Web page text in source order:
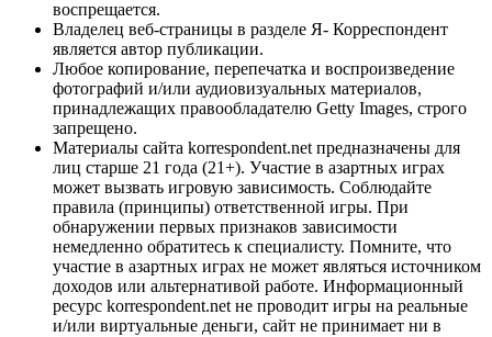
воспрещается.
Владелец веб-страницы в разделе Я- Корреспондент
является автор публикации.
Любое копирование, перепечатка и воспроизведение
фотографий и/или аудиовизуальных материалов,
принадлежащих правообладателю Getty Images, строго
запрещено.
Материалы сайта korrespondent.net предназначены для
лиц старше 21 года (21+). Участие в азартных играх
может вызвать игровую зависимость. Соблюдайте
правила (принципы) ответственной игры. При
обнаружении первых признаков зависимости
немедленно обратитесь к специалисту. Помните, что
участие в азартных играх не может являться источником
доходов или альтернативой работе. Информационный
ресурс korrespondent.net не проводит игры на реальные
и/или виртуальные деньги, сайт не принимает ни в